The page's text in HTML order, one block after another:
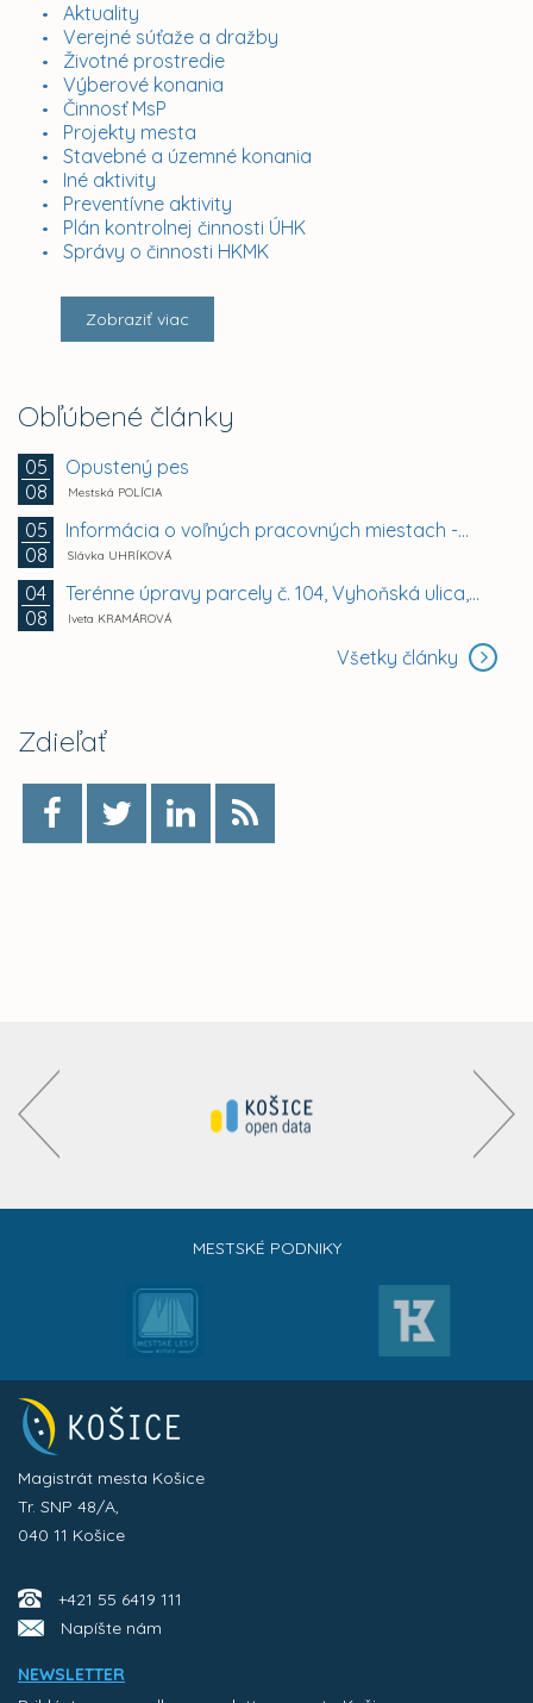
Aktuality
Verejné súťaže a dražby
Životné prostredie
Výberové konania
Činnosť MsP
Projekty mesta
Stavebné a územné konania
Iné aktivity
Preventívne aktivity
Plán kontrolnej činnosti ÚHK
Správy o činnosti HKMK
Zobraziť viac
Obľúbené články
05
08
Opustený pes
Mestská POLÍCIA
05
08
Informácia o voľných pracovných miestach -...
Slávka UHRÍKOVÁ
04
08
Terénne úpravy parcely č. 104, Vyhoňská ulica,...
Iveta KRAMÁROVÁ
Všetky články
Zdieľať
MESTSKÉ PODNIKY
Magistrát mesta Košice
Tr. SNP 48/A,
040 11 Košice
+421 55 6419 111
Napíšte nám
NEWSLETTER